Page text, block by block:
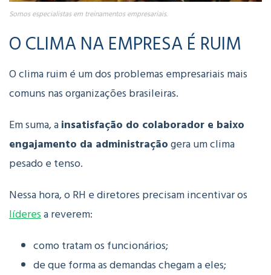
Somos especialistas em treinamentos empresariais.
O CLIMA NA EMPRESA É RUIM
O clima ruim é um dos problemas empresariais mais
comuns nas organizações brasileiras.
Em suma, ainsatisfação do colaborador e baixo
engajamento da administraçãogera um clima
pesado e tenso.
Nessa hora, o RH e diretores precisam incentivar os
líderesa reverem:
como tratam os funcionários;
de que forma as demandas chegam a eles;